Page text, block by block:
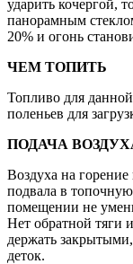
ударить кочергой,
панорамным
20% и огонь
ЧЕМ ТОПИТЬ
Топливо для
поленьев для
ПОДАЧА
Воздуха на
подвала в
помещении не
Нет обратной тяги
держать
деток.